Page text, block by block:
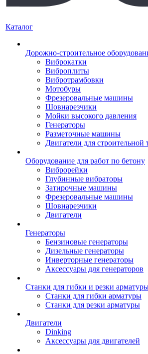
Каталог
Дорожно-строительное
Виброкатки
Виброплиты
Вибротрамбовки
Мотобуры
Фрезеровальные машины
Шовнарезчики
Мойки высокого давления
Генераторы
Разметочные машины
Двигатели для строительной
Оборудование для работ по бетону
Виброрейки
Глубинные вибраторы
Затирочные машины
Фрезеровальные машины
Шовнарезчики
Двигатели
Генераторы
Бензиновые генераторы
Дизельные генераторы
Инверторные генераторы
Аксессуары для генераторов
Станки для гибки и резки
Станки для гибки арматуры
Станки для резки арматуры
Двигатели
Dinking
Аксессуары для двигателей